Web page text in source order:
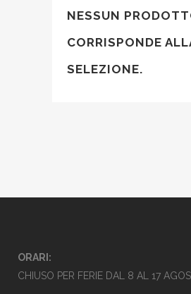
NESSUN
CORRISPONDE
SELEZIONE.
ORARI:
CHIUSO PER FERIE DAL 8 AL 17